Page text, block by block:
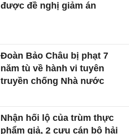
được đề nghị giảm án
Đoàn Bảo Châu bị phạt 7
năm tù về hành vi tuyên
truyền chống Nhà nước
Nhận hối lộ của trùm thực
phẩm giả, 2 cựu cán bộ hải